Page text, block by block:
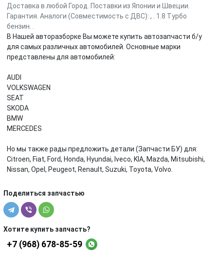
Доставка в любой Город. Поставки из Японии и Швеции.
Гарантия. Аналоги (Совместимость с ДВС): , . 1.8 Турбо
бензин. .
В Нашей авторазборке Вы можете купить автозапчасти б/у
для самых различных автомобилей. Основные марки
представлены для автомобилей:
AUDI
VOLKSWAGEN
SEAT
SKODA
BMW
MERCEDES
Но мы также рады предложить детали (Запчасти БУ) для:
Citroen, Fiat, Ford, Honda, Hyundai, Iveco, KIA, Mazda, Mitsubishi,
Nissan, Opel, Peugeot, Renault, Suzuki, Toyota, Volvo.
Поделиться запчастью
Хотите купить запчасть?
+7 (968) 678-85-59